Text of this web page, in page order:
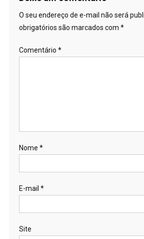
O seu endereço de e-mail não será
obrigatórios são marcados com *
Comentário *
Nome *
E-mail *
Site